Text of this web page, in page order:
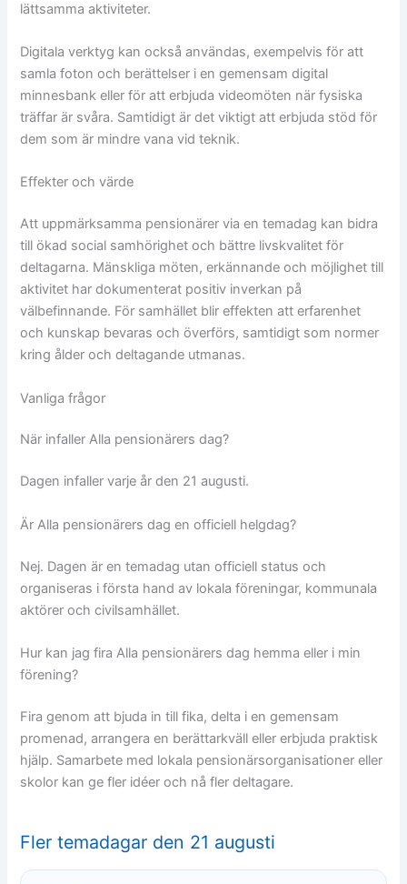
lättsamma aktiviteter.
Digitala verktyg kan också användas, exempelvis för att
samla foton och berättelser i en gemensam digital
minnesbank eller för att erbjuda videomöten när fysiska
träffar är svåra. Samtidigt är det viktigt att erbjuda stöd för
dem som är mindre vana vid teknik.
Effekter och värde
Att uppmärksamma pensionärer via en temadag kan bidra
till ökad social samhörighet och bättre livskvalitet för
deltagarna. Mänskliga möten, erkännande och möjlighet till
aktivitet har dokumenterat positiv inverkan på
välbefinnande. För samhället blir effekten att erfarenhet
och kunskap bevaras och överförs, samtidigt som normer
kring ålder och deltagande utmanas.
Vanliga frågor
När infaller Alla pensionärers dag?
Dagen infaller varje år den 21 augusti.
Är Alla pensionärers dag en officiell helgdag?
Nej. Dagen är en temadag utan officiell status och
organiseras i första hand av lokala föreningar, kommunala
aktörer och civilsamhället.
Hur kan jag fira Alla pensionärers dag hemma eller i min
förening?
Fira genom att bjuda in till fika, delta i en gemensam
promenad, arrangera en berättarkväll eller erbjuda praktisk
hjälp. Samarbete med lokala pensionärsorganisationer eller
skolor kan ge fler idéer och nå fler deltagare.
Fler temadagar den 21 augusti